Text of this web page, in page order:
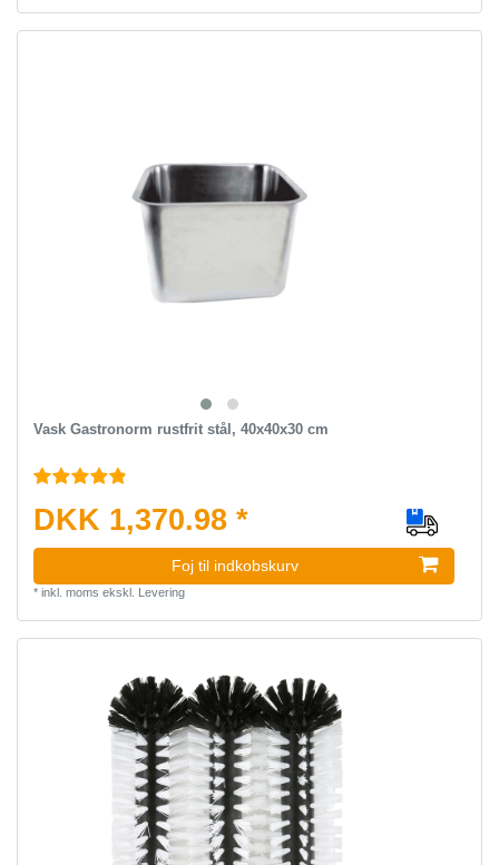
Vask Gastronorm rustfrit stål, 40x40x30 cm
DKK 1,370.98 *
Foj til indkobskurv
* inkl. moms ekskl. Levering